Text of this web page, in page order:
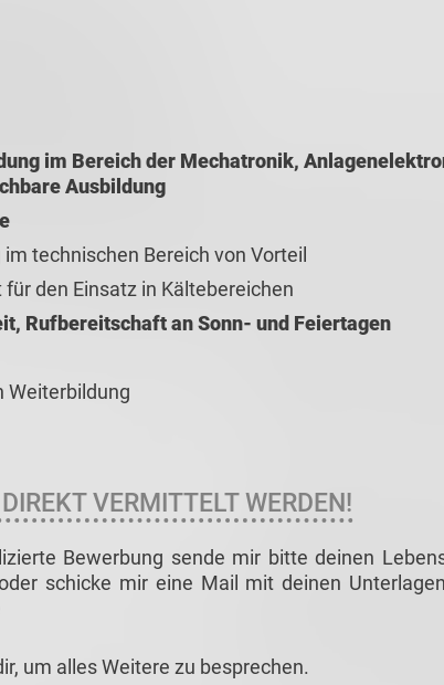
im Bereich der Mechatronik,
Ausbildung
technischen Bereich von Vorteil
den Einsatz in Kältebereichen
Rufbereitschaft an Sonn- und Feiertagen
Weiterbildung
VERMITTELT WERDEN!
Bewerbung sende mir bitte deinen
schicke mir eine Mail mit deinen
um alles Weitere zu besprechen.